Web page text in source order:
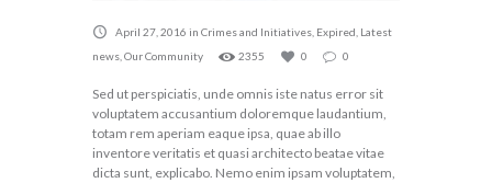
April 27, 2016 in Crimes and Initiatives Expired Latest
news Our Community 2355 0 0
Sed ut perspiciatis, unde omnis iste natus error sit
voluptatem accusantium doloremque laudantium,
totam rem aperiam eaque ipsa, quae ab illo
inventore veritatis et quasi architecto beatae vitae
dicta sunt, explicabo. Nemo enim ipsam voluptatem,